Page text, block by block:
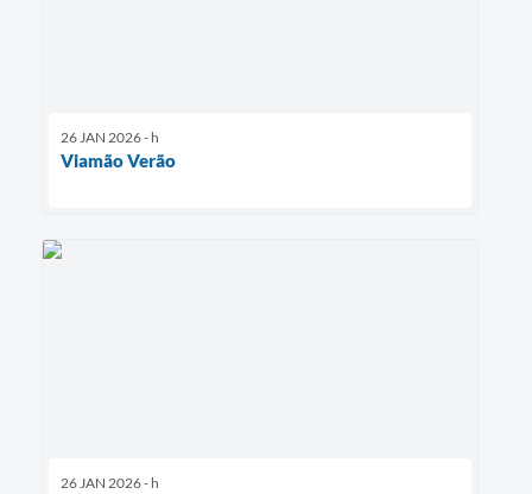
26 JAN 2026 - h
Viamão Verão
26 JAN 2026 - h